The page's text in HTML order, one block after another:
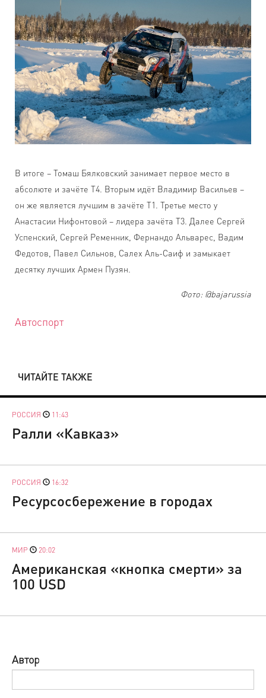
В итоге – Томаш Бялковский занимает первое место в
абсолюте и зачёте Т4. Вторым идёт Владимир Васильев –
он же является лучшим в зачёте Т1. Третье место у
Анастасии Нифонтовой – лидера зачёта Т3. Далее Сергей
Успенский, Сергей Ременник, Фернандо Альварес, Вадим
Федотов, Павел Сильнов, Салех Аль-Саиф и замыкает
десятку лучших Армен Пузян.
Фото: @bajarussia
Автоспорт
ЧИТАЙТЕ ТАКЖЕ
РОССИЯ 11:43
Ралли «Кавказ»
РОССИЯ 16:32
Ресурсосбережение в городах
МИР 20:02
Американская «кнопка смерти» за
100 USD
Автор